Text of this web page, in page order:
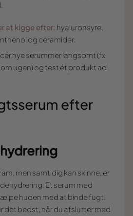
at kigge efter: hyaluronsyre,
og ceramider.
nye serummer langsomt (fx
ugen) og test ét produkt ad
efter
men samtidig kan skinne, er
Et serum med
huden med at binde fugt.
det bedst, når du afslutter med